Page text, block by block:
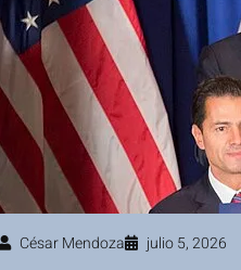
César Mendoza julio 5, 2026